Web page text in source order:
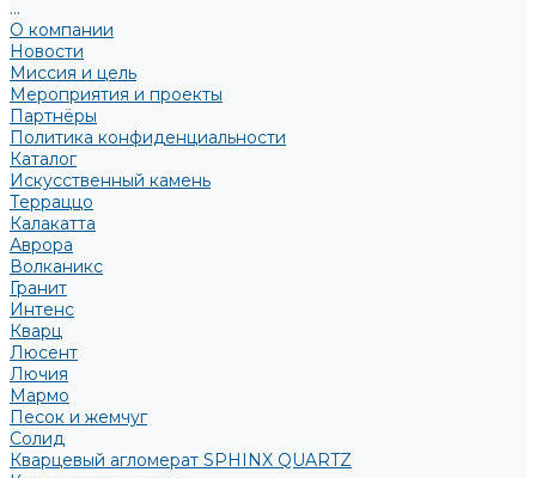
...
О компании
Новости
Миссия и цель
Мероприятия и проекты
Партнёры
Политика конфиденциальности
Каталог
Искусственный камень
Терраццо
Калакатта
Аврора
Волканикс
Гранит
Интенс
Кварц
Люсент
Лючия
Мармо
Песок и жемчуг
Солид
Кварцевый агломерат SPHINX QUARTZ